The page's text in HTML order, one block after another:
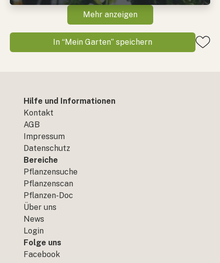
Mehr anzeigen
In “Mein Garten” speichern
Hilfe und Informationen
Kontakt
AGB
Impressum
Datenschutz
Bereiche
Pflanzensuche
Pflanzenscan
Pflanzen-Doc
Über uns
News
Login
Folge uns
Facebook